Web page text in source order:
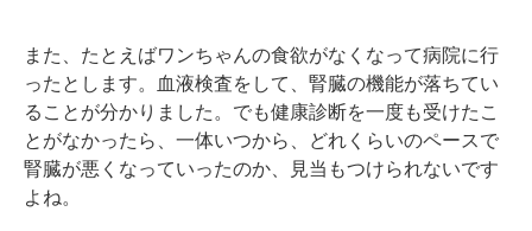
また、たとえばワンちゃんの食欲がなくなって病院に行
ったとします。血液検査をして、腎臓の機能が落ちてい
ることが分かりました。でも健康診断を一度も受けたこ
とがなかったら、一体いつから、どれくらいのペースで
腎臓が悪くなっていったのか、見当もつけられないです
よね。